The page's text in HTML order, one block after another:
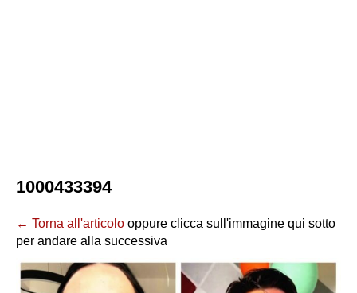
1000433394
← Torna all'articolo oppure clicca sull'immagine qui sotto
per andare alla successiva